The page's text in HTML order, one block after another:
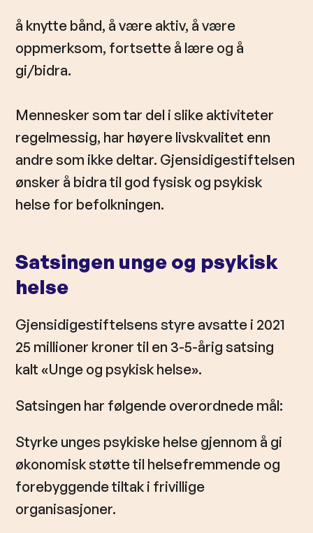
å knytte bånd, å være aktiv, å være
oppmerksom, fortsette å lære og å
gi/bidra.
Mennesker som tar del i slike aktiviteter
regelmessig, har høyere livskvalitet enn
andre som ikke deltar. Gjensidigestiftelsen
ønsker å bidra til god fysisk og psykisk
helse for befolkningen.
Satsingen unge og psykisk
helse
Gjensidigestiftelsens styre avsatte i 2021
25 millioner kroner til en 3-5-årig satsing
kalt «Unge og psykisk helse».
Satsingen har følgende overordnede mål:
Styrke unges psykiske helse gjennom å gi
økonomisk støtte til helsefremmende og
forebyggende tiltak i frivillige
organisasjoner.